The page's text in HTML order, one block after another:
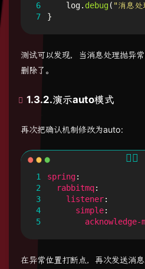
6
7
log. debug( "消息处
}
测试可以发现，当消息处理抛异
删除了。
1.3.2.演示auto模式
再次把确认机制修改为auto:
1
2
3
4
5
spring:
rabbitmq:
listener:
simple:
acknowledge-
在异常位置打断点，再次发送消